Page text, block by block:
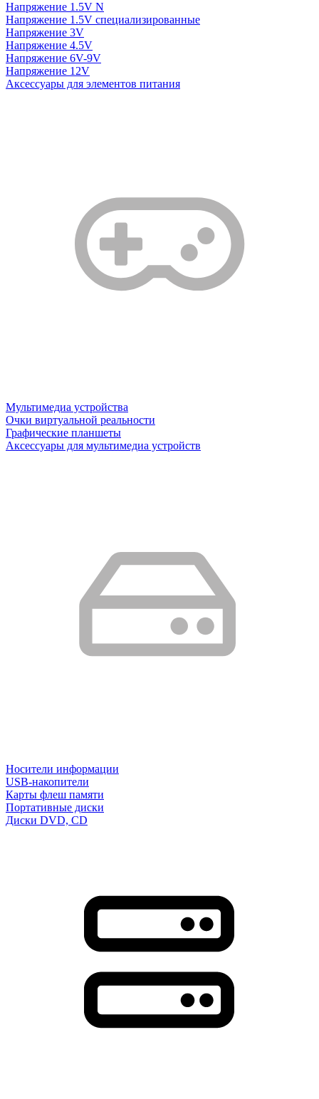
Напряжение 1.5V N
Напряжение 1.5V специализированные
Напряжение 3V
Напряжение 4.5V
Напряжение 6V-9V
Напряжение 12V
Аксессуары для элементов питания
Мультимедиа устройства
Очки виртуальной реальности
Графические планшеты
Аксессуары для мультимедиа устройств
Носители информации
USB-накопители
Карты флеш памяти
Портативные диски
Диски DVD, CD